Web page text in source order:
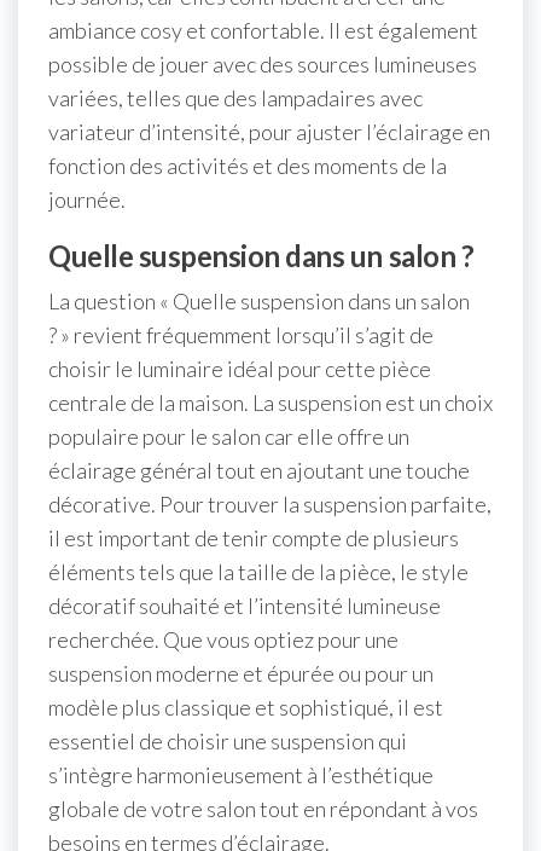
ambiance cosy et confortable. Il est également
possible de jouer avec des sources lumineuses
variées, telles que des lampadaires avec
variateur d’intensité, pour ajuster l’éclairage en
fonction des activités et des moments de la
journée.
Quelle suspension dans un salon ?
La question « Quelle suspension dans un salon
? » revient fréquemment lorsqu’il s’agit de
choisir le luminaire idéal pour cette pièce
centrale de la maison. La suspension est un choix
populaire pour le salon car elle offre un
éclairage général tout en ajoutant une touche
décorative. Pour trouver la suspension parfaite,
il est important de tenir compte de plusieurs
éléments tels que la taille de la pièce, le style
décoratif souhaité et l’intensité lumineuse
recherchée. Que vous optiez pour une
suspension moderne et épurée ou pour un
modèle plus classique et sophistiqué, il est
essentiel de choisir une suspension qui
s’intègre harmonieusement à l’esthétique
globale de votre salon tout en répondant à vos
besoins en termes d’éclairage.